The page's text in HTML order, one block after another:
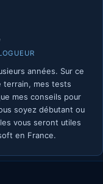
années. Sur ce
terrain, mes tests
mes conseils pour
soyez débutant ou
vous seront utiles
en France.